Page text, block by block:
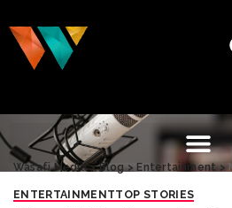
Wasafi Media>Blog> Entertainment>
ENTERTAINMENTTOP STORIES